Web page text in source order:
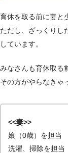
育休を取る前に妻と
ただし、ざっくりし
しています。
みなさんも育休取る
その方がやらなきゃ
<<妻>>
娘（0歳）を担当
洗濯、掃除を担当